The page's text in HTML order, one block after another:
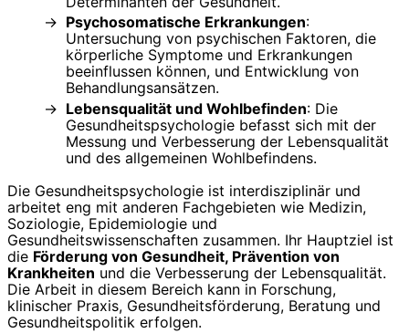
Psychosomatische Erkrankungen:
Untersuchung von psychischen Faktoren, die
körperliche Symptome und Erkrankungen
beeinflussen können, und Entwicklung von
Behandlungsansätzen.
Lebensqualität und Wohlbefinden: Die
Gesundheitspsychologie befasst sich mit der
Messung und Verbesserung der Lebensqualität
und des allgemeinen Wohlbefindens.
Die Gesundheitspsychologie ist interdisziplinär und
arbeitet eng mit anderen Fachgebieten wie Medizin,
Soziologie, Epidemiologie und
Gesundheitswissenschaften zusammen. Ihr Hauptziel ist
die Förderung von Gesundheit, Prävention von
Krankheiten und die Verbesserung der Lebensqualität.
Die Arbeit in diesem Bereich kann in Forschung,
klinischer Praxis, Gesundheitsförderung, Beratung und
Gesundheitspolitik erfolgen.